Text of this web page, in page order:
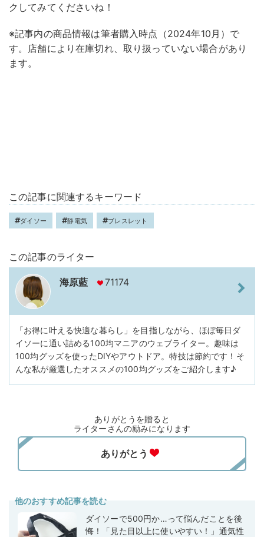
クしてみてくださいね！
※記事内の商品情報は筆者購入時点（2024年10月）で
す。店舗により在庫切れ、取り扱っていない場合があり
ます。
この記事に関連するキーワード
ダイソー 静電気 ブレスレット
この記事のライター
海原藍 71174
「お得に叶える快適な暮らし」を目指しながら、ほぼ毎日ダ
イソーに通い詰める100均マニアのウェブライター。趣味は
100均グッズを使ったDIYやアウトドア。特技は節約です！そ
んな私が厳選したオススメの100均グッズをご紹介します♪
ありがとうを贈ると
ライターさんの励みになります
他のおすすめ記事を読む
ダイソーで500円か…って悩んだことを後
悔！「見た目以上に使いやすい！」通気性